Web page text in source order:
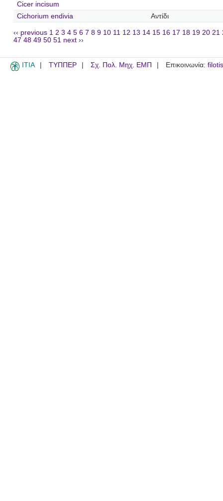
Cicer incisum
Cichorium endivia
Αντίδι
‹‹ previous 1 2 3 4 5 6 7 8 9 10 11 12 13 14 15 16 17 18 19 20 21
47 48 49 50 51 next ››
ITIA ΤΥΠΠΕΡ Σχ. Πολ. Μηχ. ΕΜΠ Επικοινωνία: